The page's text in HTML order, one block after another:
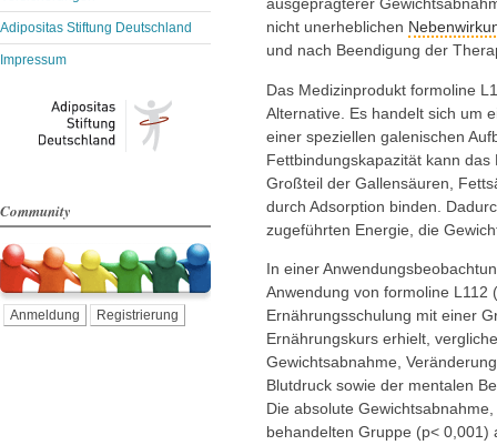
Adipositas Stiftung Deutschland
Impressum
Community
Anmeldung Registrierung
ausgeprägterer
nicht unerheblichen
und nach Beendigung der
Das Medizinprodukt formoline
Alternative. Es handelt sich um
einer speziellen galenischen
Fettbindungskapazität kann
Großteil der Gallensäuren,
durch Adsorption binden.
zugeführten Energie, die
In einer
Anwendung von formoline
Ernährungsschulung mit einer
Ernährungskurs erhielt,
Gewichtsabnahme,
Blutdruck sowie der mentalen
Die absolute
behandelten Gruppe (p< 0,001)